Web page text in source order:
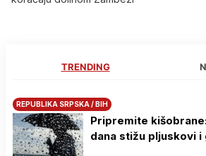
TRENDING
REPUBLIKA SRPSKA / BIH
Pripremite
dana stižu pljuskovi i